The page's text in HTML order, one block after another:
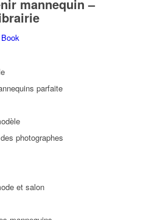
mannequin –
parfaite
photographes
et salon